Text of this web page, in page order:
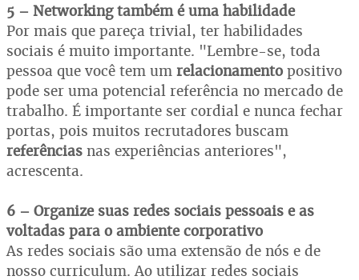
5 – Networking também é uma habilidade
Por mais que pareça trivial, ter habilidades
sociais é muito importante. "Lembre-se, toda
pessoa que você tem um relacionamento positivo
pode ser uma potencial referência no mercado de
trabalho. É importante ser cordial e nunca fechar
portas, pois muitos recrutadores buscam
referências nas experiências anteriores",
acrescenta.
6 – Organize suas redes sociais pessoais e as
voltadas para o ambiente corporativo
As redes sociais são uma extensão de nós e de
nosso curriculum. Ao utilizar redes sociais